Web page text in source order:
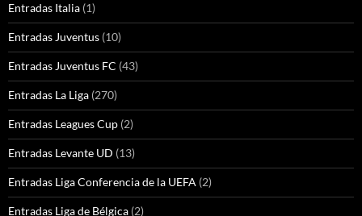
Entradas Italia (1)
Entradas Juventus (10)
Entradas Juventus FC (43)
Entradas La Liga (270)
Entradas Leagues Cup (2)
Entradas Levante UD (13)
Entradas Liga Conferencia de la UEFA (2)
Entradas Liga de Bélgica (2)